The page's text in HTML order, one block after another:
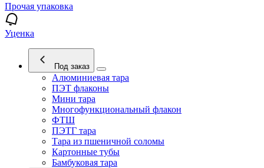
Прочая упаковка
Уценка
Под заказ
Алюминиевая тара
ПЭТ флаконы
Мини тара
Многофункциональный флакон
ФТШ
ПЭТГ тара
Тара из пшеничной соломы
Картонные тубы
Бамбуковая тара